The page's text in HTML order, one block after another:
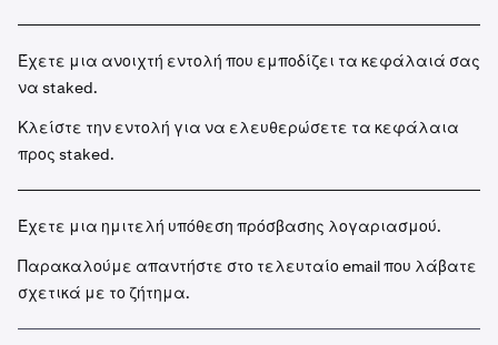
στοιχείο, επιλέξτε είτεBondedείτε Flexiblestaking.
τόσο Bonded όσο και Flexible όρο. Για να μάθετε
περισσότερα σχετικά με τη διαφορά, επισκεφθείτε
5 Μόλις είστε έτοιμοι, κάντε κλικ στοStake. Τα
κεφάλαιά σας έχουν πλέον ξεκινήσει για staking. Θα
δείτε αυτήν την καταχώριση κάνοντας κλικ στο
Go to your portfolio
στην ενότηταHistory > Ledger. Κάντε κλικ στο πεδίο
Έχετε μια ανοιχτή εντολή που εμποδίζει τα κεφάλαιά σας
να staked.
Κλείστε την εντολή για να ελευθερώσετε τα κεφάλαια
προς staked.
Έχετε μια ημιτελή υπόθεση πρόσβασης λογαριασμού.
Παρακαλούμε απαντήστε στο τελευταίο email που λάβατε
σχετικά με το ζήτημα.